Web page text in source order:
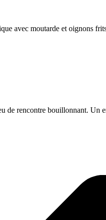
avec moutarde et oignons
de rencontre bouillonnant.